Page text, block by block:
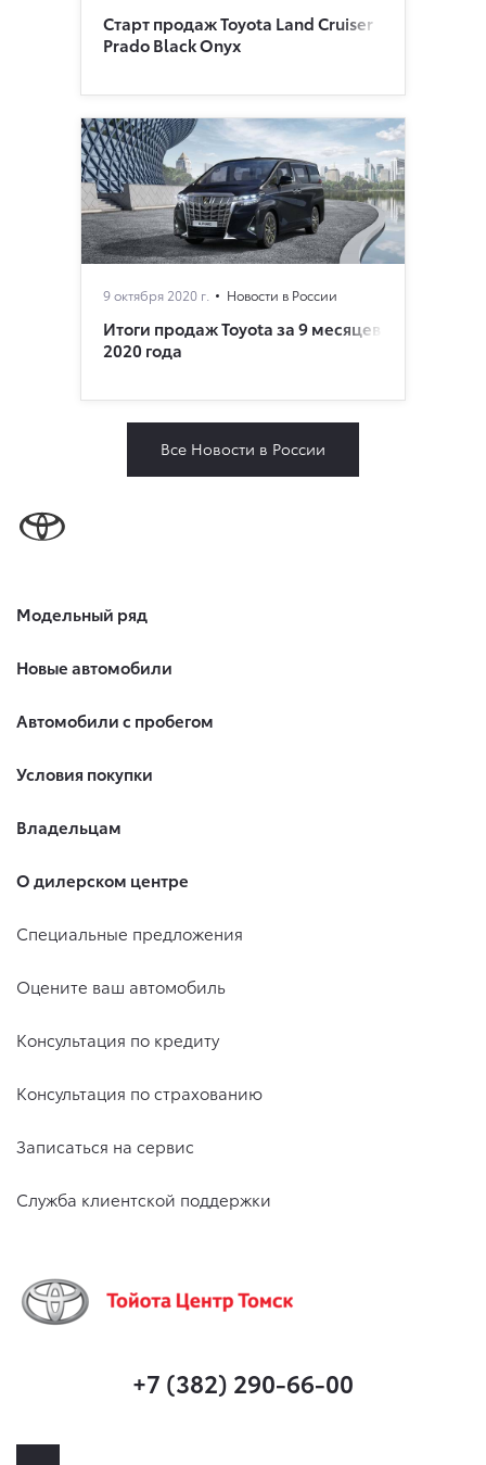
Старт продаж Toyota Land Cruiser
Prado Black Onyx
9 октября 2020 г. Новости в России
Итоги продаж Toyota за 9 месяцев
2020 года
Все Новости в России
Модельный ряд
Новые автомобили
Автомобили с пробегом
Условия покупки
Владельцам
О дилерском центре
Специальные предложения
Оцените ваш автомобиль
Консультация по кредиту
Консультация по страхованию
Записаться на сервис
Служба клиентской поддержки
+7 (382) 290-66-00